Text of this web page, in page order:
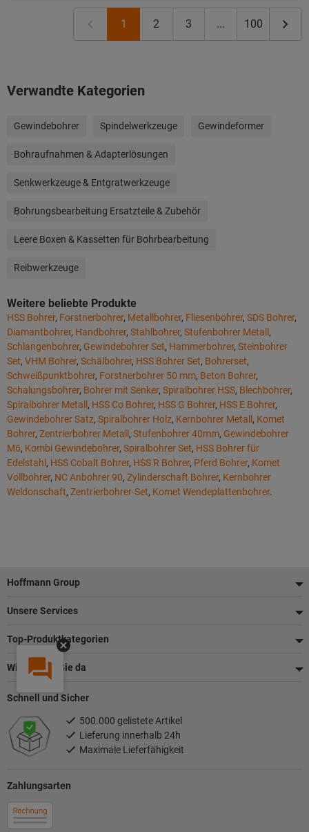
1 2 3 ... 100
Verwandte Kategorien
Gewindebohrer Spindelwerkzeuge Gewindeformer
Bohraufnahmen & Adapterlösungen
Senkwerkzeuge & Entgratwerkzeuge
Bohrungsbearbeitung Ersatzteile & Zubehör
Leere Boxen & Kassetten für Bohrbearbeitung
Reibwerkzeuge
Weitere beliebte Produkte
HSS Bohrer, Forstnerbohrer, Metallbohrer, Fliesenbohrer, SDS Bohrer,
Diamantbohrer, Handbohrer, Stahlbohrer, Stufenbohrer Metall ,
Schlangenbohrer, Gewindebohrer Set, Hammerbohrer, Steinbohrer
Set, VHM Bohrer, Schälbohrer, HSS Bohrer Set, Bohrerset,
Schweißpunktbohrer, Forstnerbohrer 50 mm, Beton Bohrer,
Schalungsbohrer, Bohrer mit Senker, Spiralbohrer HSS, Blechbohrer,
Spiralbohrer Metall , HSS Co Bohrer, HSS G Bohrer, HSS E Bohrer,
Gewindebohrer Satz, Spiralbohrer Holz, Kernbohrer Metall , Komet
Bohrer, Zentrierbohrer Metall , Stufenbohrer 40mm, Gewindebohrer
M6, Kombi Gewindebohrer, Spiralbohrer Set, HSS Bohrer für
Edelstahl , HSS Cobalt Bohrer, HSS R Bohrer, Pferd Bohrer, Komet
Vollbohrer, NC Anbohrer 90, Zylinderschaft Bohrer, Kernbohrer
Weldonschaft, Zentrierbohrer-Set, Komet Wendeplattenbohrer.
Fußzeile
Hoffmann Group
Unsere Services
Top-Produktkategorien
Wir sind für Sie da
Zahlungsarten
Schnell und Sicher
500.000 gelistete Artikel
Lieferung innerhalb 24h
Maximale Lieferfähigkeit